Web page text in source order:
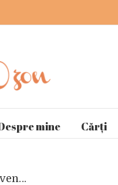
mine Cărți